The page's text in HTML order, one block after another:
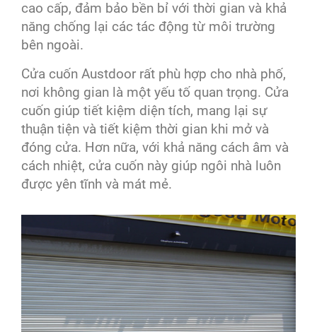
cao cấp, đảm bảo bền bỉ với thời gian và khả
năng chống lại các tác động từ môi trường
bên ngoài.
Cửa cuốn Austdoor rất phù hợp cho nhà phố,
nơi không gian là một yếu tố quan trọng. Cửa
cuốn giúp tiết kiệm diện tích, mang lại sự
thuận tiện và tiết kiệm thời gian khi mở và
đóng cửa. Hơn nữa, với khả năng cách âm và
cách nhiệt, cửa cuốn này giúp ngôi nhà luôn
được yên tĩnh và mát mẻ.